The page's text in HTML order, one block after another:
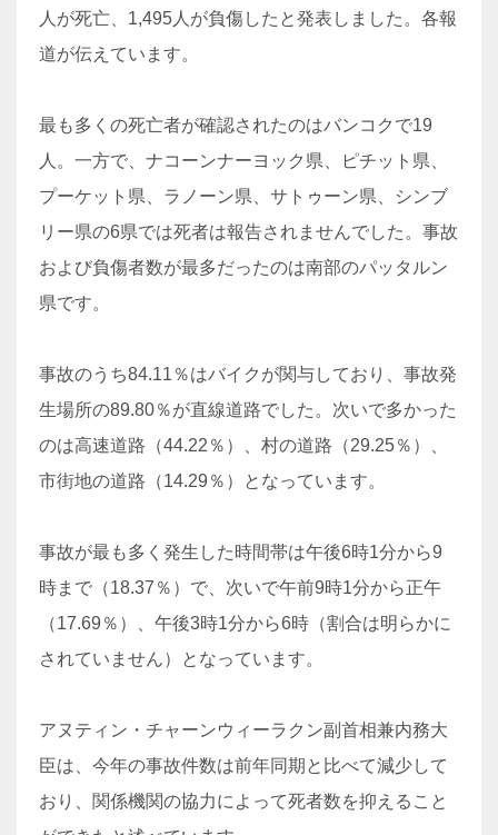
人が死亡、1,495人が負傷したと発表しました。各報
道が伝えています。
最も多くの死亡者が確認されたのはバンコクで19
人。一方で、ナコーンナーヨック県、ピチット県、
プーケット県、ラノーン県、サトゥーン県、シンブ
リー県の6県では死者は報告されませんでした。事故
および負傷者数が最多だったのは南部のパッタルン
県です。
事故のうち84.11％はバイクが関与しており、事故発
生場所の89.80％が直線道路でした。次いで多かった
のは高速道路（44.22％）、村の道路（29.25％）、
市街地の道路（14.29％）となっています。
事故が最も多く発生した時間帯は午後6時1分から9
時まで（18.37％）で、次いで午前9時1分から正午
（17.69％）、午後3時1分から6時（割合は明らかに
されていません）となっています。
アヌティン・チャーンウィーラクン副首相兼内務大
臣は、今年の事故件数は前年同期と比べて減少して
おり、関係機関の協力によって死者数を抑えること